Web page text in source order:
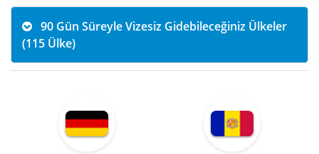
(115 Ülke)